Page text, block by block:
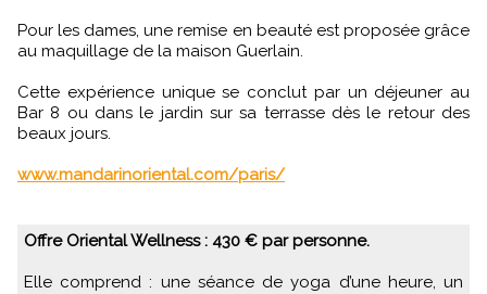
Pour les dames, une remise en beauté est proposée grâce
au maquillage de la maison Guerlain.
Cette expérience unique se conclut par un déjeuner au
Bar 8 ou dans le jardin sur sa terrasse dès le retour des
beaux jours.
www.mandarinoriental.com/paris/
Offre Oriental Wellness : 430 € par personne.
Elle comprend : une séance de yoga d’une heure, un